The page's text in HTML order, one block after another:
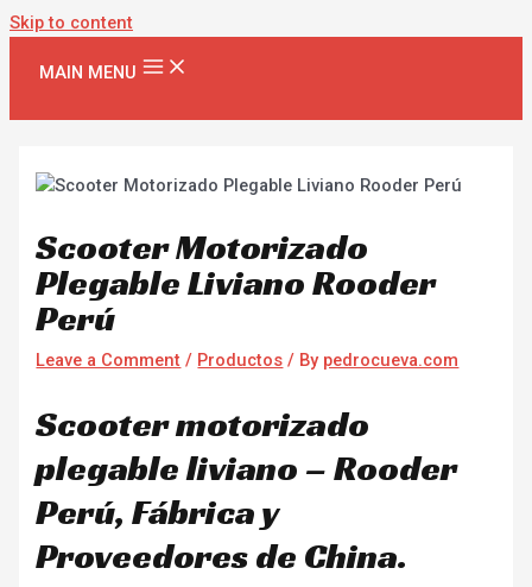
Skip to content
MAIN MENU
Scooter Motorizado
Plegable Liviano Rooder
Perú
Leave a Comment / Productos / By pedrocueva.com
Scooter motorizado
plegable liviano – Rooder
Perú, Fábrica y
Proveedores de China.